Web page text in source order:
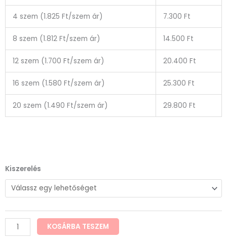
4 szem (1.825 Ft/szem ár) 7.300 Ft
8 szem (1.812 Ft/szem ár) 14.500 Ft
12 szem (1.700 Ft/szem ár) 20.400 Ft
16 szem (1.580 Ft/szem ár) 25.300 Ft
20 szem (1.490 Ft/szem ár) 29.800 Ft
Kiszerelés
Kamagra
Max
100mg
KOSÁRBA TESZEM